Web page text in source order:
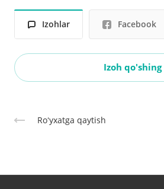
Izohlar Facebook
Izoh qo'shing
Roʻyxatga qaytish